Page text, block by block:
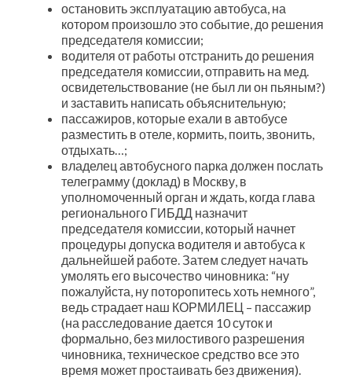
остановить эксплуатацию автобуса, на
котором произошло это событие, до решения
председателя комиссии;
водителя от работы отстранить до решения
председателя комиссии, отправить на мед.
освидетельствование (не был ли он пьяным?)
и заставить написать объяснительную;
пассажиров, которые ехали в автобусе
разместить в отеле, кормить, поить, звонить,
отдыхать…;
владелец автобусного парка должен послать
телеграмму (доклад) в Москву, в
уполномоченный орган и ждать, когда глава
регионального ГИБДД назначит
председателя комиссии, который начнет
процедуры допуска водителя и автобуса к
дальнейшей работе. Затем следует начать
умолять его высочество чиновника: “ну
пожалуйста, ну поторопитесь хоть немного”,
ведь страдает наш КОРМИЛЕЦ – пассажир
(на расследование дается 10 суток и
формально, без милостивого разрешения
чиновника, техническое средство все это
время может простаивать без движения).